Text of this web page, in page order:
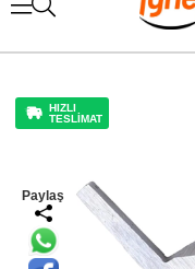
HIZLI
TESLİMAT
Paylaş